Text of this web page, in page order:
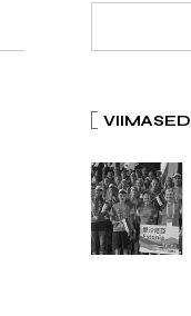
VIIMASED